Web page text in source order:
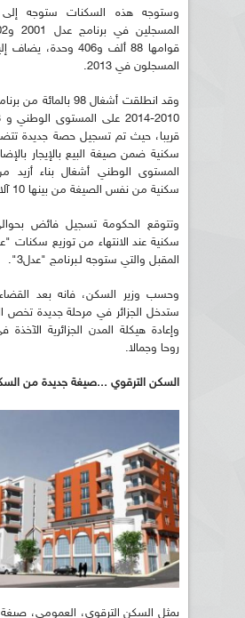
وستوجه هذه السكنات ستوجه إلى
قوامها 88 ألف و406
المسجلون في 2013.
وقد انطلقت أشغال 98
سكنية ضمن صيغة البيع بالإيجار
سكنية من نفس الصيغة من بينها 10 آلاف بقسنطينة.
المقبل والتي ستوجه لـبرنامج "عدل3".
وحسب وزير السكن، فانه بعد
ستدخل الجزائر في مرحلة جديدة تخص
وإعادة هيكلة المدن الجزائرية الآخذة
روحا وجمالا.
السكن الترقوي ...صيغة جديدة من
يمثل السكن الترقوي، العمومي،